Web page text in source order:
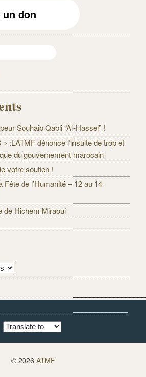
un don
Souhaib Qabli “Al-Hassel” !
:L’ATMF dénonce l’insulte de trop et
du gouvernement marocain
votre soutien !
Fête de l’Humanité – 12 au 14
de Hichem Miraoui
© 2026 ATMF